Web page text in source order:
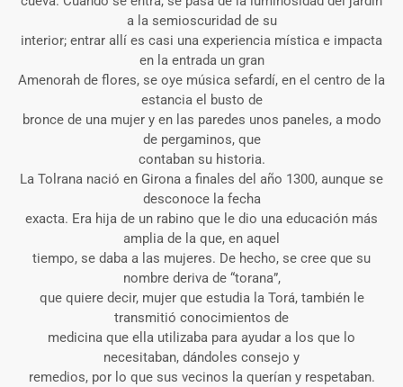
a la semioscuridad de su
interior; entrar allí es casi una experiencia mística e impacta
en la entrada un gran
Amenorah de flores, se oye música sefardí, en el centro de la
estancia el busto de
bronce de una mujer y en las paredes unos paneles, a modo
de pergaminos, que
contaban su historia.
La Tolrana nació en Girona a finales del año 1300, aunque se
desconoce la fecha
exacta. Era hija de un rabino que le dio una educación más
amplia de la que, en aquel
tiempo, se daba a las mujeres. De hecho, se cree que su
nombre deriva de “torana”,
que quiere decir, mujer que estudia la Torá, también le
transmitió conocimientos de
medicina que ella utilizaba para ayudar a los que lo
necesitaban, dándoles consejo y
remedios, por lo que sus vecinos la querían y respetaban.